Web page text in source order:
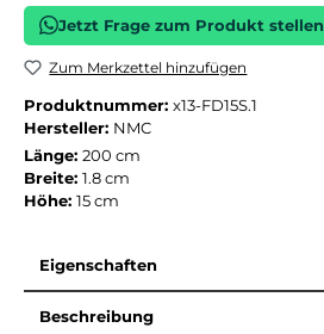
Jetzt Frage zum Produkt stellen
Zum Merkzettel hinzufügen
Produktnummer: x13-FD15S.1
Hersteller: NMC
Länge: 200 cm
Breite: 1.8 cm
Höhe: 15 cm
Eigenschaften
Beschreibung